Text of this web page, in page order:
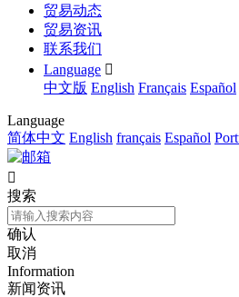
贸易动态
贸易资讯
联系我们
Language 
中文版 English Français Español
Language
简体中文 English français Español

搜索
确认
取消
Information
新闻资讯